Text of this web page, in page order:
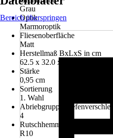
Grau
Optik
Marmoroptik
Fliesenoberfläche
Matt
Herstellmaß BxLxS in cm
62.5 x 32.0 x 0.95 cm
Stärke
0,95 cm
Sortierung
1. Wahl
Abriebgruppe/Tiefenverschleiß
4
Rutschhemmung
R10
Bereich überspringen